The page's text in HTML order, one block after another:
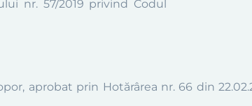
nr. 57/2019 privind Codul
, aprobat prin Hotărârea nr. 66 din22.02.